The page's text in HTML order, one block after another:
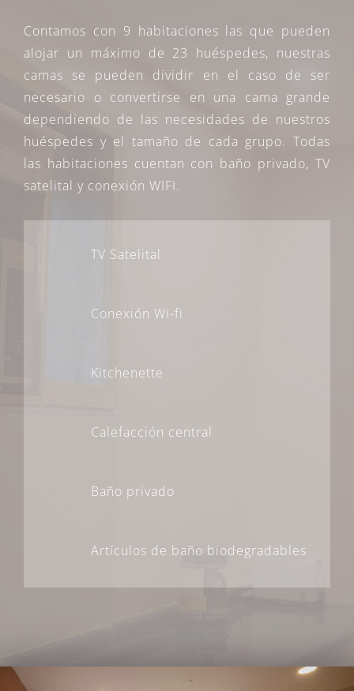
Contamos con 9 habitaciones las que pueden
alojar un máximo de 23 huéspedes, nuestras
camas se pueden dividir en el caso de ser
necesario o convertirse en una cama grande
dependiendo de las necesidades de nuestros
huéspedes y el tamaño de cada grupo. Todas
las habitaciones cuentan con baño privado, TV
satelital y conexión WIFI.
TV Satelital
Conexión Wi-fi
Kitchenette
Calefacción central
Baño privado
Artículos de baño biodegradables